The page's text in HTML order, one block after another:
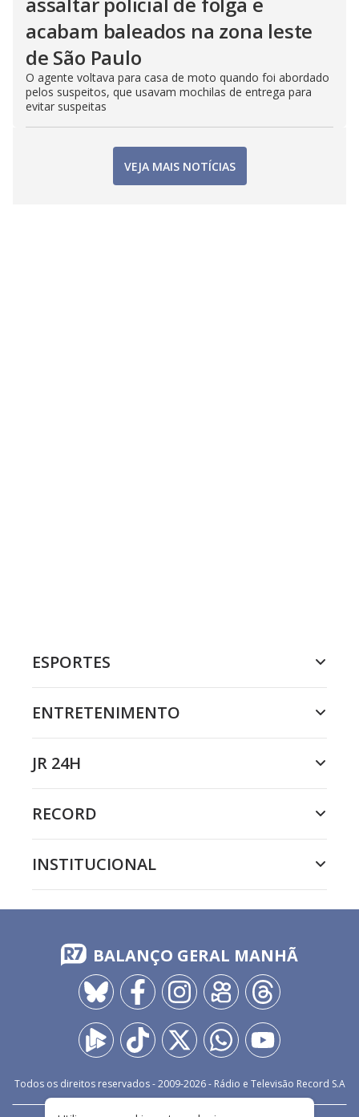
acabam baleados na zona leste
de São Paulo
O agente voltava para casa de moto quando foi abordado
pelos suspeitos, que usavam mochilas de entrega para
evitar suspeitas
VEJA MAIS NOTÍCIAS
ESPORTES
ENTRETENIMENTO
JR 24H
RECORD
INSTITUCIONAL
BALANÇO GERAL MANHÃ
Todos os direitos reservados - 2009-2026- Rádio e Televisão Record S.A